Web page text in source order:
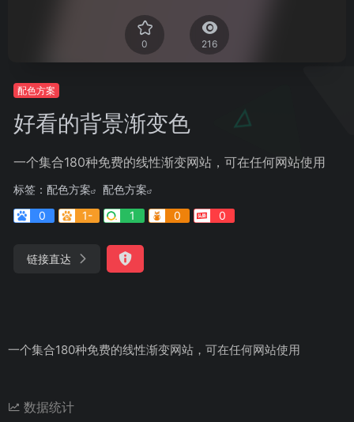
0 216
配色方案
好看的背景渐变色
一个集合180种免费的线性渐变网站，可在任何网站使用
标签： 配色方案
配色方案
0
1- 1 0 0
链接直达
一个集合180种免费的线性渐变网站，可在任何网站使用
数据统计